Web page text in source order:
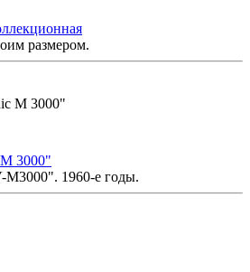
размером.
3000"
1960-е годы.